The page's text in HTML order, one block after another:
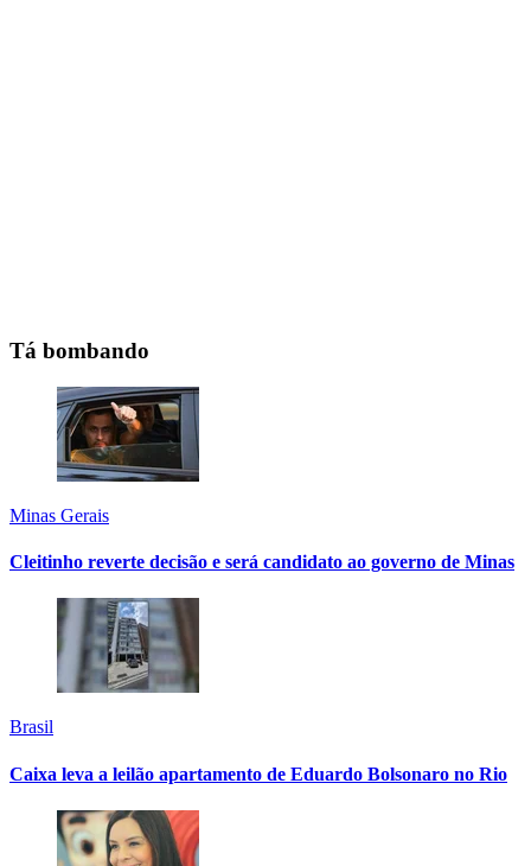
Tá bombando
Minas Gerais
Cleitinho reverte decisão e será candidato ao governo de Minas
Brasil
Caixa leva a leilão apartamento de Eduardo Bolsonaro no Rio